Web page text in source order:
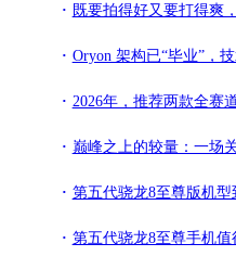
既要拍得好又要打得爽，这两款骁龙8至
Oryon 架构已“毕业”，技术转化为资产
2026年，推荐两款全赛道安卓旗
巅峰之上的较量：一场关于旗
第五代骁龙8至尊版机型到底
第五代骁龙8至尊手机值